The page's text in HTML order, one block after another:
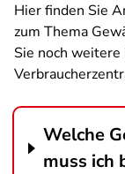
Hier finden Sie
zum Thema
Sie noch weitere
Welche
muss ich